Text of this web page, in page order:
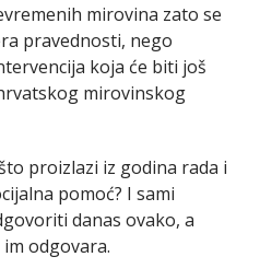
mirovina zato se
pravednosti, nego
koja će biti još
mirovinskog
proizlazi iz godina rada i
pomoć? I sami
danas ovako, a
odgovara.